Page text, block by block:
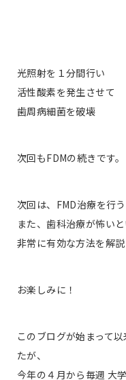
光照射を１分間行い
活性酸素を発生させて
歯周病細菌を破壊
次回もFDMの続きです。
次回は、FMD治療を行
また、歯科治療が怖いと
非常に有効な方法を解説
お楽しみに！
このブログが始まって
たが、
今年の４月から毎週 大